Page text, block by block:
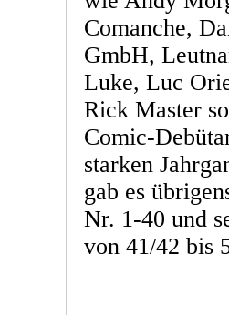
Comanche,
GmbH,
Luke, Luc
Rick Master
Comic-
starken
gab es
Nr. 1-40 und
von 41/42 bis